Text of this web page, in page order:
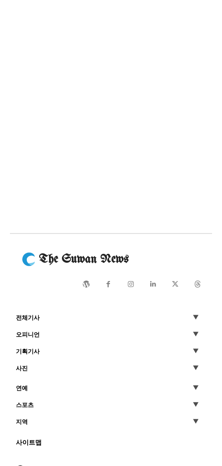
The Suwan News
전체기사
오피니언
기획기사
사진
연예
스포츠
지역
사이트맵